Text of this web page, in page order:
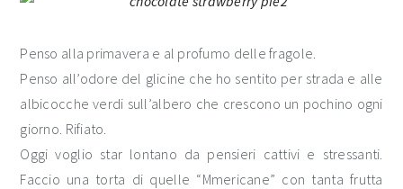
Penso alla primavera e al profumo delle fragole.
Penso all’odore del glicine che ho sentito per strada e alle
albicocche verdi sull’albero che crescono un pochino ogni
giorno. Rifiato.
Oggi voglio star lontano da pensieri cattivi e stressanti.
Faccio una torta di quelle “Mmericane” con tanta frutta